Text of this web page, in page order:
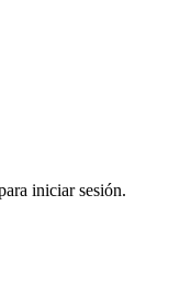
iniciar sesión.